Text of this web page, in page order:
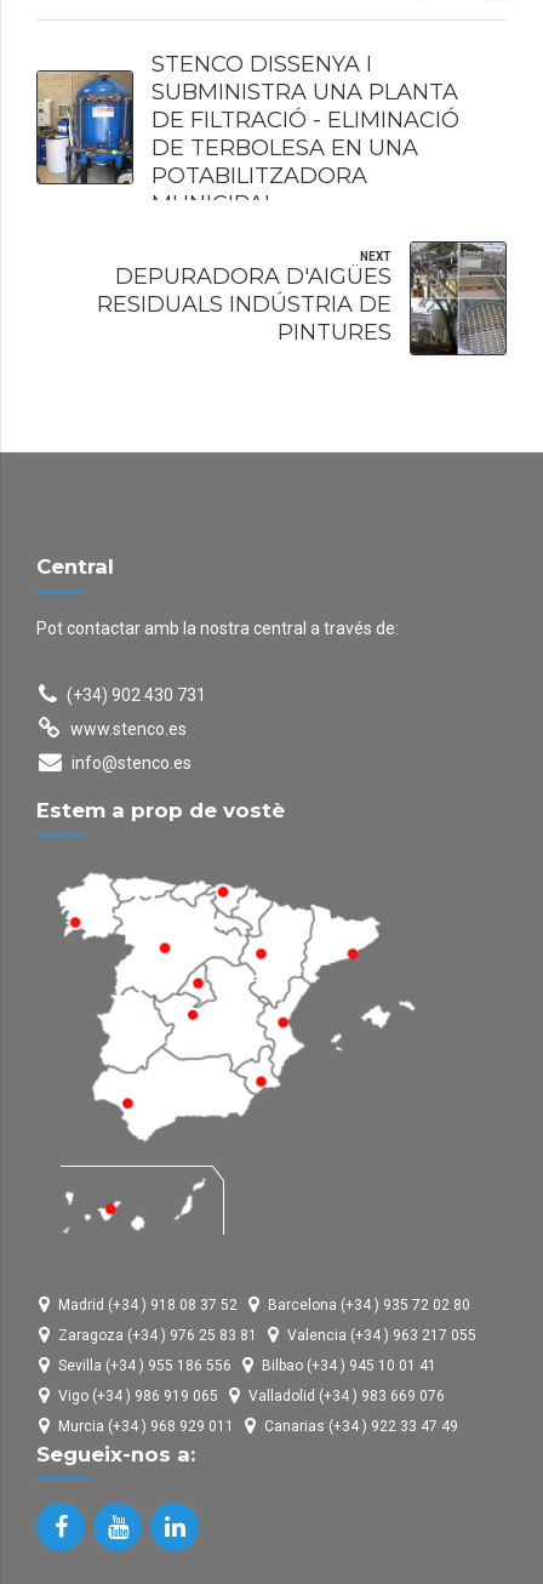
STENCO DISSENYA I
SUBMINISTRA UNA PLANTA
DE FILTRACIÓ - ELIMINACIÓ
DE TERBOLESA EN UNA
POTABILITZADORA
MUNICIPAL.
NEXT
DEPURADORA D'AIGÜES
RESIDUALS INDÚSTRIA DE
PINTURES
Central
Pot contactar amb la nostra central a través de:
(+34) 902 430 731
www.stenco.es
info@stenco.es
Estem a prop de vostè
Madrid (+34 ) 918 08 37 52
Barcelona (+34 ) 935 72 02 80
Zaragoza (+34 ) 976 25 83 81
Valencia (+34 ) 963 217 055
Sevilla (+34 ) 955 186 556
Bilbao (+34 ) 945 10 01 41
Vigo (+34 ) 986 919 065
Valladolid (+34 ) 983 669 076
Murcia (+34 ) 968 929 011
Canarias (+34 ) 922 33 47 49
Segueix-nos a: